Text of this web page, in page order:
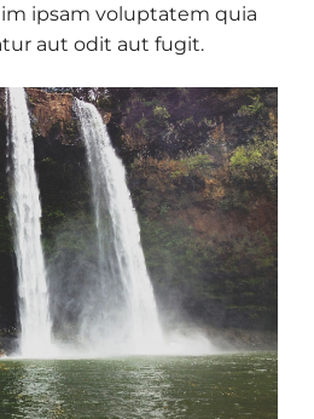
ipsam voluptatem quia
aut odit aut fugit.